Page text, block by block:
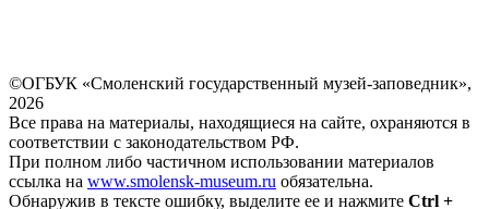
©ОГБУК «Смоленский государственный музей-заповедник»,
2026
Все права на материалы, находящиеся на сайте, охраняются в
соответствии с законодательством РФ.
При полном либо частичном использовании материалов
ссылка на www.smolensk-museum.ru обязательна.
Обнаружив в тексте ошибку, выделите ее и нажмите Ctrl +